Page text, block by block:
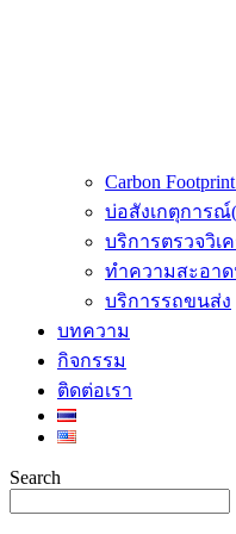
Carbon
บ่อสังเกตุการณ์
บริการตรวจวิเ
ทำความสะอาด
บริการรถขนส่ง
บทความ
กิจกรรม
ติดต่อเรา
Search